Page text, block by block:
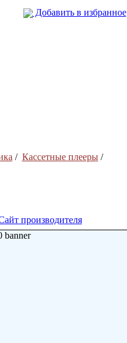
Добавить в избранное
/ Кассетные плееры/
производителя
banner